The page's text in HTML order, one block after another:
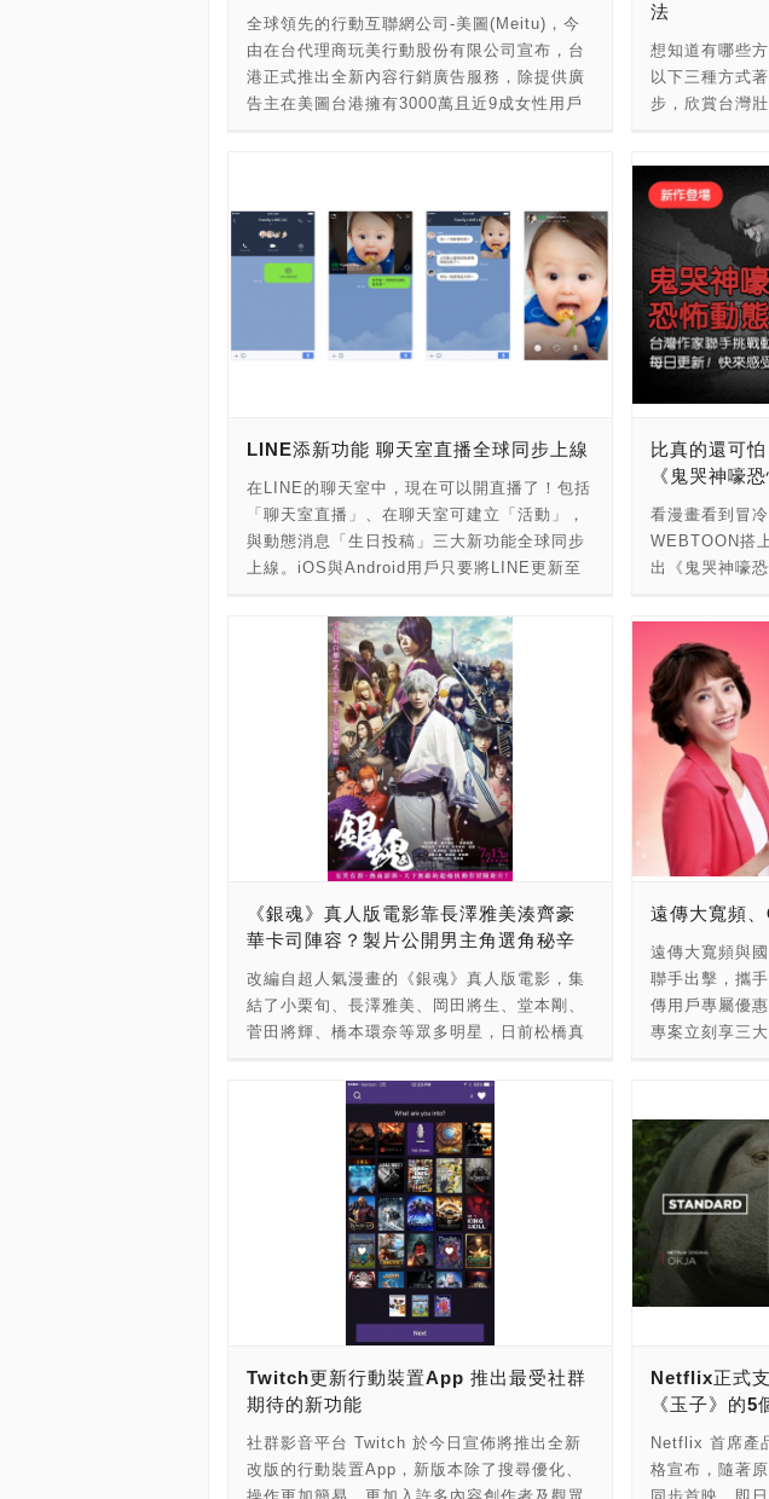
終結者變化莫測的變形特效，相信讓許多觀眾
至今仍印象深刻，當年也獲得了奧斯卡最佳視
覺效果獎。第二，這部電影是阿諾史瓦辛格從
影最佳演出；第三，完整展現了《魔鬼終結
者導演，便是從本片開始形成。 這次《魔鬼終
結者2 3D》的重新上映，其實內容與原版有幾
處些許不同，詹姆斯柯麥隆藉由製作3D版的機
會，修復了一些當年的小錯誤，例如：T-1000
初出場時，當年的觀眾會看到全裸演員一閃即
逝的陰囊生殖器，這點在3D版以特效加上的水
已年近80歲的攝影師亞當格林伯格（Adam
Greenberg），眼力仍十分厲害的他，讓影片
色彩更為鮮豔飽滿。 《魔鬼終結者2 3D》於
今年的柏林影展進行全球首映，日前也於西門
町樂聲影城巨幕廳舉辦台灣首映口碑特別場，
不論國內外搶先觀賞的觀眾，皆對3D修復呈現
將於8月25日本週五震撼上映！ 《魔鬼終結者
2 3D》電影預告： 《魔鬼終結者2 3D》詹姆
斯柯麥隆推薦預告： ★ 詹姆斯柯麥隆革新視
效，影史科幻動作經典嶄新3D面貌大銀幕呈現
★ 《鐵達尼號》3D版原班幕後團隊再度精心
打造 ★ 1992年奧斯卡金像獎最佳視覺效果等
4項大獎肯定 ★ 1997年8月29日「審判日」到
來；2017年紀念「審判日」20週年，8月25日
《魔鬼終結者2 3D》大銀幕震撼上映 在第一
集中，天網派出終結者欲滅殺未來人類救星約
時光機器返回現代捨命相救，天網的計畫終告
失敗。這次，天網再度派出最先進的T-1000型
液態金屬終結者，回到約翰康納的童年時期，
欲將其殺害，讓未來的人類世界群龍無首。約
翰得知消息後，立即派遣T-800型終結者趕回
出天網的賽博坦公司，被當成精神病患囚禁於
精神病院中。T-1000殺害了約翰的養父母，幸
好終結者及時趕到救出約翰，兩人隨後阻止T-
1000殺害另一個目標莎拉。莎拉和約翰決意摧
毀製造出天網的賽博坦公司阻止「審判日」發
生，在一陣惡鬥後，賽博坦公司被炸成一片火
海。然而，T-1000仍緊追不捨，將莎拉等人逼
入煉鋼廠，並將終結者打成重傷……
GaragePlay 官方網站： GaragePlay
Facebook粉絲頁：
開啟《美顏相
失誤。 美圖公
秀》也推出「
超過40款邊框
運用各種有趣
照技巧不佳的
的素材，讓照
稱是女孩們最
機美圖M8，也
橋連通道前擺
期間只要與裝
Instagram，且
樣，即獲得最
頁！
全球領先的行動互聯網公司-美圖(Meitu)，今
由在台代理商玩美行動股份有限公司宣布，台
港正式推出全新內容行銷廣告服務，除提供廣
告主在美圖台港擁有3000萬且近9成女性用戶
廣告平台，在日益擴大的女性消費市場中注入
一股新勢力，此項計畫將在9/1於台灣正式開
賣。 根據Google洞察報告指出，台灣數位化
相當成熟，行動用戶滲透率高達89%，其中相
較於男生使用行動裝置佔比為73.9%，女性使
用行動裝置高達80.3%，台灣18-44歲的女性
但對女性用戶來說，拍照軟體絕對是不可獲缺
的，特別是喜歡美白、面膜保養、及詢求抗痘
效果的女性族群，拍照App在這些女性使用量
排名前三。 美圖此次釋出台港四款主力App，
《美圖秀秀》、《美顏相機》、《SelfieCity
且具消費力的女性用戶。美圖在台灣擁有超過
2000萬總下載量，月活躍超過500萬，每月產
出超過5,500萬照片數，一年光台灣即產出6.6
億照片數，在香港擁有超過1000萬總下載量，
月活躍超過290萬，每月產出超過1800萬張照
片。龐大的用戶數加上有趣的客製化內容廣告
形式，相信透過這些有趣的拍照玩法，軟性的
置入更可以讓女性用戶能主動的拍照分享於社
交平台，進而為廣告主達到品牌及產品服務的
大量曝光效果。 在大陸地區美圖旗下產品的廣
告投放已試行一段期間，其中知名精品品牌
CHANEL在《美圖秀秀》投放首頁開屏及引流
活動網站，4天內達到9398萬次廣告曝光、
164萬次活動網頁點擊；知名珠寶品牌
SWAROVSKI在《美顏相機》投放首頁開屏及
引流活動網站，單天內更創下2千萬次曝光、
SelfieCity潮自拍也與知名能量飲料品牌
Redbull合作聯名濾鏡，第一周上架即有超過
12萬次濾鏡下載量。再再顯示美圖廣大的用戶
基數能為品牌帶來行動端與女性用戶完美結合
的利基點，讓廣告效益最優化！ 在消費者主導
的時代，單純的傳達資訊或是互動已無法滿足
需求，現今更重視用戶原創内容（UGC, User
Generated Content），透過滿足而非干擾的
方式，由消費者自行創造並傳達品牌及產品服
務的內容。美圖在台代理商玩美行動股份有限
無法有效的與用戶互動，更無法在社交媒體上
達到話題引爆的效果，而目前全球用戶皆埋首
於在社交平台上曬照，到處找哪裡有新奇的拍
照打卡點或產品，透過一些有趣且娛樂的拍照
方式，讓用戶主動傳播已成為現今行銷推廣的
法
想知道有哪些
以下三種方式
步，欣賞台灣
台北101、台北
景。你可以找
或景觀，同時
光下所呈現的
相機或智慧型
否有足夠儲存
而錯失精彩畫
片。 和你的家
相簿，從嬰兒
好好笑一場嗎
「猜猜我是誰
地點在哪裡。
後的故事。 把
物。內容可以
心！你可以用
Western
置，以私密的
Digital My
片與檔案儲存
重要的是，利
以在任何地方
存取內容，確
存放在自己家
LINE添新功能 聊天室直播全球同步上線
在LINE的聊天室中，現在可以開直播了！包括
「聊天室直播」、在聊天室可建立「活動」，
與動態消息「生日投稿」三大新功能全球同步
上線。iOS與Android用戶只要將LINE更新至
啟用新功能，隨時當起直播主。 LINE於今
（2017）年6月在日本舉辦年度發表會「LINE
CONFERENCE 2017」，會中宣布LINE未來
五年的發展願景將以溝通為首要任務，並透過
三個主要的概念來實踐，分別是串連所有事
物、全面影像化，與佈局人工智慧，並會持續
優化LINE應用程式，開發多樣新功能，其中受
到高度注目的聊天室直播（Chat Live），也
因應用戶的期待，於今（17）日全球同步上
線。 在LINE中的「群組聊天室」與「多人聊
天室」，只要點選右上方的「電話」圖示，就
會看到撥打的選項中新增了「Live」，按下去
就可以開啟直播。直播功能可支援最多200人
的群組使用，直播的螢幕大小則有3種選擇：
全螢幕、標準尺寸、或懸浮視窗。要留意的
是，直播是一種即時的通訊形式，只限直播當
雖然LINE中已經有「群組通話」跟傳送「影
片」的功能，但在需要一對多、看得到即時畫
面、且能長時間聊個夠的時候，新的直播功能
會是用戶的最佳選擇。 現代人生活忙碌，很多
時候忘了講過什麼，總習慣回到LINE聊天室中
確認一下，為了讓大家能更便利的尋找、與歸
納平常在LINE中講過的內容，繼推出LINE聊
天室進化版的搜尋功能與訊息備份後，現在還
可以在LINE聊天室中建立「活動」。透過建立
「活動」，可以更方便看到前後每一次的日
期，還可以標註每次的地點，並請大家按「參
加」，方便統計出席人數。 日前在熊大生日
（8/8）的時候第一次啟用的「生日投稿」功
能，收到大家對熊大滿滿的愛，感動之餘，
LINE團隊也決定將此溫馨的功能全面開放給所
比真的還可
《鬼哭神嚎
看漫畫看到冒
WEBTOON搭
出《鬼哭神嚎
事，8/15開始
訴說台灣在地
神仔等都在漫
跟讀者進行恐
灣讀者感到身
8/18-9/1鬼月
務即贈送LINE
點擊連結準備
吧：。 繼去年
境漫畫，造成
WEBTOON觀
讀者青睞，因
的恐怖動態特
《Love
強棒驚悚新星
音效，讓台灣
涼！ 作品內容
忌故事，以及
等，如竊取亡
佔》、流傳於
《番婆鬼傳說
黑暗面的《魑
編的《隧道》
的讀者，又怕
《鬼哭神嚎恐
完成在特輯中
的恐怖任務，
量12萬名）！
《銀魂》真人版電影靠長澤雅美湊齊豪
華卡司陣容？製片公開男主角選角秘辛
改編自超人氣漫畫的《銀魂》真人版電影，集
結了小栗旬、長澤雅美、岡田將生、堂本剛、
菅田將輝、橋本環奈等眾多明星，日前松橋真
多一線影星加入演出，關鍵便在於長澤雅美的
參與大幅提高了其他明星加盟演出的意願，而
催生經典惡搞熱血漫畫的原作者空知英秋，日
前受訪則大讚菅田將暉的演技與導演福田雄一
的執導功力，並表示希望小栗旬演出《銀魂》
男主角不會成為其演員生涯的黑歷史。車庫娛
樂今公開《銀魂》最新中文短版預告，《銀
魂》將於下周六7月15日在台上映。 《銀魂》
60秒預告： 《銀魂》30秒預告： 《銀魂》正
式預告： 根據日本媒體《My Navi news》的
「男人們的銀魂道」主題企劃報導，《銀魂》
真人版電影製片松橋真三在訪問中透露，貴為
「日本女神」的長澤雅美在讀過《銀魂》劇本
後，因為覺得好玩而決定參與演出，長澤雅美
的加入意外成為了其他明星願意加盟的關鍵，
松橋製片笑稱只要和其他人說「長澤雅美也有
遠傳大寬頻
遠傳大寬頻與
聯手出擊，攜
傳用戶專屬優
專案立刻享三
飽、friDay強
0元，這麼搶手
的超值好康、
家裡使用光纖
線電視頻道，
月租費之外，
選擇。遠傳大
個月帳單0元！
盒(原價2,990
上再送friDay
提供多元正版
影音、愛奇藝
Twitch更新行動裝置App 推出最受社群
期待的新功能
社群影音平台 Twitch 於今日宣佈將推出全新
改版的行動裝置App，新版本除了搜尋優化、
Netflix正式
《玉子》的5
Netflix 首席產
格宣布，隨著